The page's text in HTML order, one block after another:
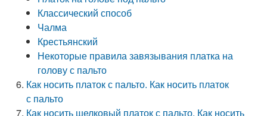
Классический способ
Чалма
Крестьянский
Некоторые правила завязывания платка на
голову с пальто
Как носить платок с пальто. Как носить платок
с пальто
Как носить шелковый платок с пальто. Как носить